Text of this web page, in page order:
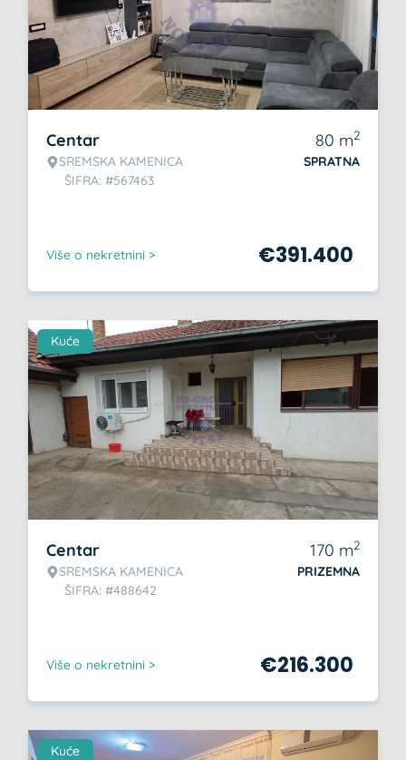
Centar
SREMSKA KAMENICA
ŠIFRA: #567463
80 m2
SPRATNA
Više o nekretnini > €391.400
Kuće
Centar
SREMSKA KAMENICA
ŠIFRA: #488642
170 m2
PRIZEMNA
Više o nekretnini > €216.300
Kuće